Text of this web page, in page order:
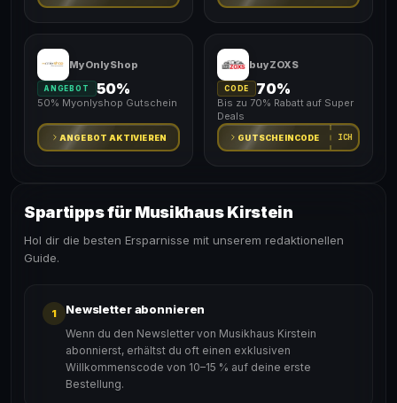
MyOnlyShop
ANGEBOT 50%
50% Myonlyshop Gutschein
ANGEBOT AKTIVIEREN
buyZOXS
CODE 70%
Bis zu 70% Rabatt auf Super
Deals
GUTSCHEINCODE ICH
Spartipps für Musikhaus Kirstein
Hol dir die besten Ersparnisse mit unserem redaktionellen
Guide.
1 Newsletter abonnieren
Wenn du den Newsletter von Musikhaus Kirstein
abonnierst, erhältst du oft einen exklusiven
Willkommenscode von 10–15 % auf deine erste
Bestellung.